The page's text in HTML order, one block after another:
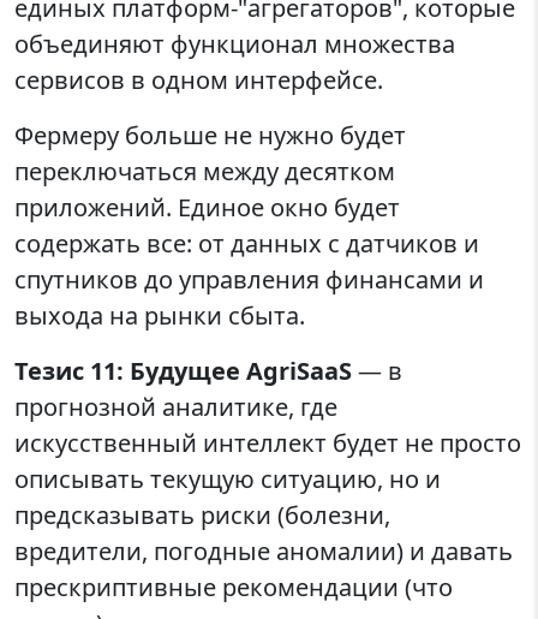
единых платформ-"агрегаторов", которые
объединяют функционал множества
сервисов в одном интерфейсе.
Фермеру больше не нужно будет
переключаться между десятком
приложений. Единое окно будет
содержать все: от данных с датчиков и
спутников до управления финансами и
выхода на рынки сбыта.
Тезис 11: Будущее AgriSaaS— в
прогнозной аналитике, где
искусственный интеллект будет не просто
описывать текущую ситуацию, но и
предсказывать риски (болезни,
вредители, погодные аномалии) и давать
прескриптивные рекомендации (что